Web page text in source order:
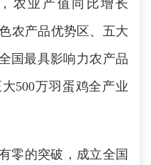
农业产值同比增长
农产品优势区、五大
国最具影响力农产品
500万羽蛋鸡全产业
零的突破，成立全国